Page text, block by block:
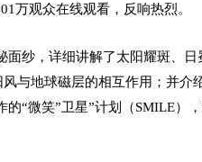
万观众在线观看，反响热烈。
纱，详细讲解了太阳耀斑、日
与地球磁层的相互作用；并介
“微笑”卫星”计划（SMILE）